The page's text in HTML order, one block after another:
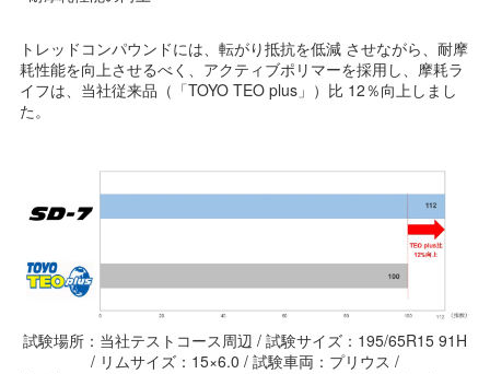
トレッドコンパウンドには、転がり抵抗を低減 させながら、耐摩
耗性能を向上させるべく、アクティブポリマーを採用し、摩耗ラ
イフは、当社従来品（「TOYO TEO plus」）比 12％向上しまし
た。
試験場所：当社テストコース周辺 / 試験サイズ：195/65R15 91H
/ リムサイズ：15×6.0 / 試験車両：プリウス /